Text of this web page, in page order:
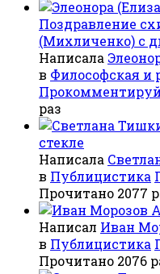
Поздравление
(Михличенко) с
Написала
в Философская и
раз
стекле
Написала
в Публицистика
Прочитано 2077
Написал Иван
в Публицистика
Прочитано 2076